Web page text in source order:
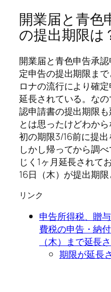
開業届と青色
の提出期限は
開業届と青色申告承
定申告の提出期限ま
ロナの流行により確
延長されている。 な
認申請書の提出期限
とは思ったけどわか
初の期限3/16前に提出
しかし帰ってから調
じく1ヶ月延長されて
16日（木）が提出期限
リンク
申告所得税、贈
費税の申告・納
（木）まで延長
期限が延長